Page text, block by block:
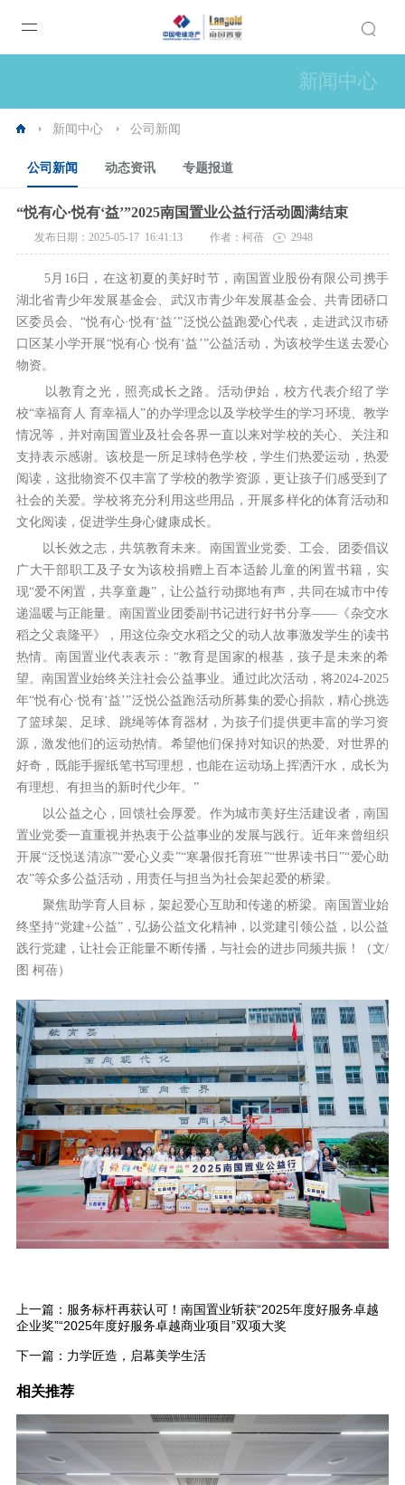
新闻中心
新闻中心 公司新闻
公司新闻 动态资讯 专题报道
“悦有心·悦有‘益’”2025南国置业公益行活动圆满结束
发布日期：2025-05-17 16:41:13 作者：柯蓓 2948
5月16日，在这初夏的美好时节，南国置业股份有限公司携手
湖北省青少年发展基金会、武汉市青少年发展基金会、共青团硚口
区委员会、“悦有心·悦有‘益’”泛悦公益跑爱心代表，走进武汉市硚
口区某小学开展“悦有心·悦有‘益’”公益活动，为该校学生送去爱心
物资。
以教育之光，照亮成长之路。活动伊始，校方代表介绍了学
校“幸福育人 育幸福人”的办学理念以及学校学生的学习环境、教学
情况等，并对南国置业及社会各界一直以来对学校的关心、关注和
支持表示感谢。该校是一所足球特色学校，学生们热爱运动，热爱
阅读，这批物资不仅丰富了学校的教学资源，更让孩子们感受到了
社会的关爱。学校将充分利用这些用品，开展多样化的体育活动和
文化阅读，促进学生身心健康成长。
以长效之志，共筑教育未来。南国置业党委、工会、团委倡议
广大干部职工及子女为该校捐赠上百本适龄儿童的闲置书籍，实
现“爱不闲置，共享童趣”，让公益行动掷地有声，共同在城市中传
递温暖与正能量。南国置业团委副书记进行好书分享——《杂交水
稻之父袁隆平》，用这位杂交水稻之父的动人故事激发学生的读书
热情。南国置业代表表示：“教育是国家的根基，孩子是未来的希
望。南国置业始终关注社会公益事业。通过此次活动，将2024-2025
年“悦有心·悦有‘益’”泛悦公益跑活动所募集的爱心捐款，精心挑选
了篮球架、足球、跳绳等体育器材，为孩子们提供更丰富的学习资
源，激发他们的运动热情。希望他们保持对知识的热爱、对世界的
好奇，既能手握纸笔书写理想，也能在运动场上挥洒汗水，成长为
有理想、有担当的新时代少年。”
以公益之心，回馈社会厚爱。作为城市美好生活建设者，南国
置业党委一直重视并热衷于公益事业的发展与践行。近年来曾组织
开展“泛悦送清凉”“爱心义卖”“寒暑假托育班”“世界读书日”“爱心助
农”等众多公益活动，用责任与担当为社会架起爱的桥梁。
聚焦助学育人目标，架起爱心互助和传递的桥梁。南国置业始
终坚持“党建+公益”，弘扬公益文化精神，以党建引领公益，以公益
践行党建，让社会正能量不断传播，与社会的进步同频共振！（文/
图 柯蓓）
上一篇： 服务标杆再获认可！南国置业斩获“2025年度好服务卓越
企业奖”“2025年度好服务卓越商业项目”双项大奖
下一篇： 力学匠造，启幕美学生活
相关推荐